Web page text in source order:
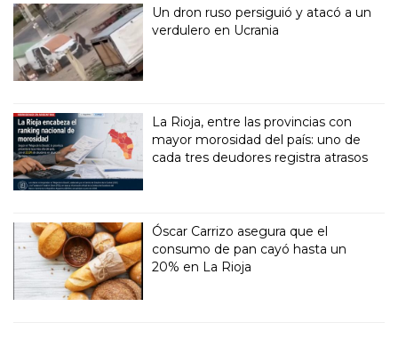
Un dron ruso persiguió y atacó a un
verdulero en Ucrania
La Rioja, entre las provincias con
mayor morosidad del país: uno de
cada tres deudores registra atrasos
Óscar Carrizo asegura que el
consumo de pan cayó hasta un
20% en La Rioja